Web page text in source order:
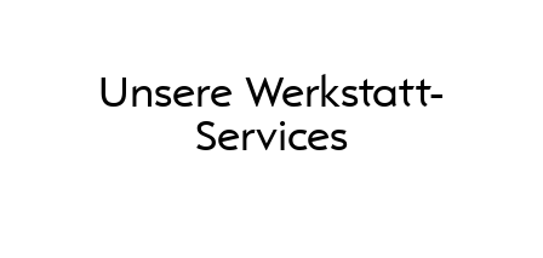
Unsere Werkstatt-
Services